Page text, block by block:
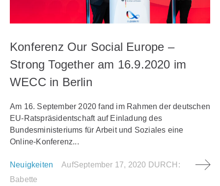
Konferenz Our Social Europe –
Strong Together am 16.9.2020 im
WECC in Berlin
Am 16. September 2020 fand im Rahmen der deutschen
EU-Ratspräsidentschaft auf Einladung des
Bundesministeriums für Arbeit und Soziales eine
Online-Konferenz...
Neuigkeiten AufSeptember 17, 2020 DURCH:
Babette